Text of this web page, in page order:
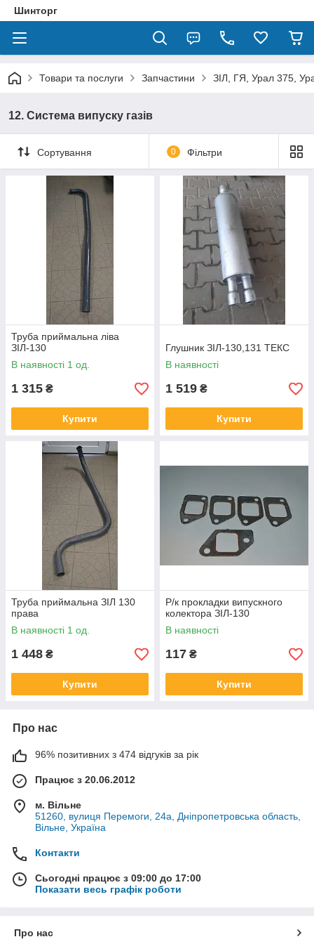
Шинторг
Товари та послуги Запчастини ЗІЛ, ГЯ, Урал 375,
12. Система випуску газів
Сортування 0 Фільтри
Труба приймальна ліва
ЗІЛ-130
В наявності 1 од.
1 315 ₴
Купити
Глушник ЗІЛ-130,131 ТЕКС
В наявності
1 519 ₴
Купити
Труба приймальна ЗІЛ 130
права
В наявності 1 од.
1 448 ₴
Купити
Р/к прокладки випускного
колектора ЗІЛ-130
В наявності
117 ₴
Купити
Про нас
96% позитивних з 474 відгуків за рік
Працює з 20.06.2012
м. Вільне
51260, вулиця Перемоги, 24а, Дніпропетровська область,
Вільне, Україна
Контакти
Сьогодні працює з 09:00 до 17:00
Показати весь графік роботи
Про нас